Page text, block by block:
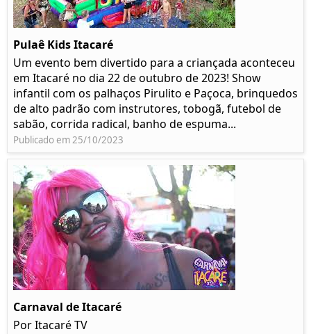
Pulaê Kids Itacaré
Um evento bem divertido para a criançada aconteceu
em Itacaré no dia 22 de outubro de 2023! Show
infantil com os palhaços Pirulito e Paçoca, brinquedos
de alto padrão com instrutores, tobogã, futebol de
sabão, corrida radical, banho de espuma...
Publicado em 25/10/2023
Carnaval de Itacaré
Por Itacaré TV